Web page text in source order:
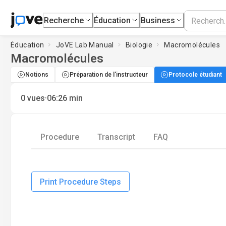
Recherche Éducation Business
Éducation JoVE Lab Manual Biologie Macromolécules
Macromolécules
Notions Préparation de l'instructeur Protocole étudiant
0 vues·06:26 min
Procedure Transcript FAQ
Print Procedure Steps